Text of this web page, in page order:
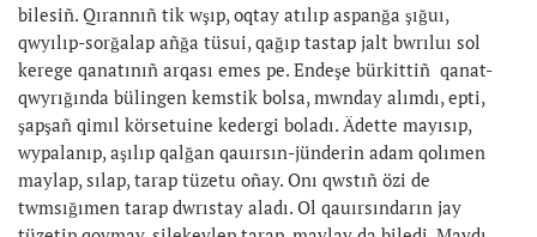
bilesiñ. Qırannıñ tik wşıp, oqtay atılıp aspanğa şığuı,
qwyılıp-sorğalap añğa tüsui, qağıp tastap jalt bwrıluı sol
kerege qanatınıñ arqası emes pe. Endeşe bürkittiñ qanat-
qwyrığında bülingen kemstik bolsa, mwnday alımdı, epti,
şapşañ qimıl körsetuine kedergi boladı. Ädette mayısıp,
wypalanıp, aşılıp qalğan qauırsın-jünderin adam qolımen
maylap, sılap, tarap tüzetu oñay. Onı qwstıñ özi de
twmsığımen tarap dwrıstay aladı. Ol qauırsındarın jay